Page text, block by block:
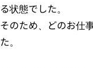
る状態でした。
そのため、どのお仕
た。